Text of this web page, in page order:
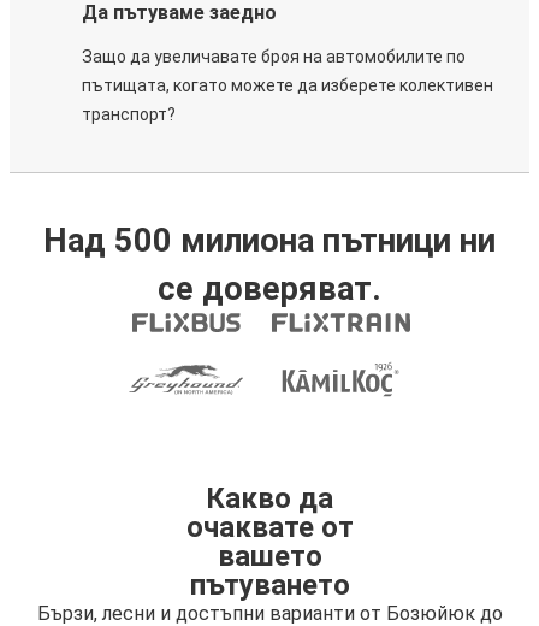
Да пътуваме заедно
Защо да увеличавате броя на автомобилите по
пътищата, когато можете да изберете колективен
транспорт?
Над 500 милиона пътници ни
се доверяват.
Какво да
очаквате от
вашето
пътуването
Бързи, лесни и достъпни варианти от Бозюйюк до